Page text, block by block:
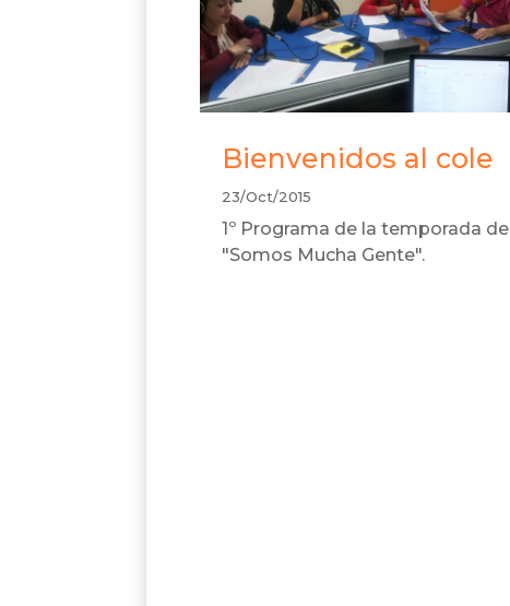
Bienvenidos al cole
23/Oct/2015
1º Programa de la temporada de
"Somos Mucha Gente".